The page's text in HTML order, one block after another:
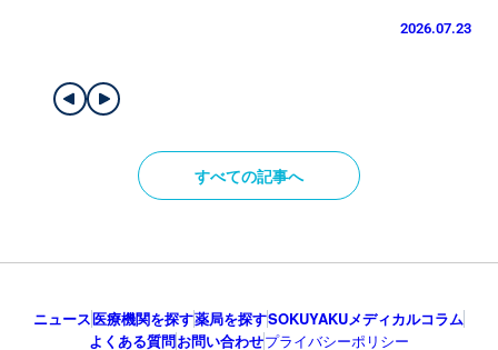
2026.07.23
すべての記事へ
ニュース医療機関を探す薬局を探すSOKUYAKUメディカルコラム
よくある質問お問い合わせプライバシーポリシー